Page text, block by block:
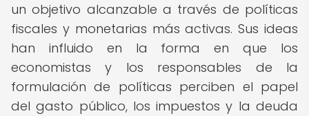
un objetivo alcanzable a través de políticas
fiscales y monetarias más activas. Sus ideas
han influido en la forma en que los
economistas y los responsables de la
formulación de políticas perciben el papel
del gasto público, los impuestos y la deuda